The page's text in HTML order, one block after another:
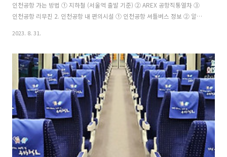
인천공항 가는 방법 ① 지하철 (서울역 출발 기준) ② AREX 공항직통열차 ③
인천공항 리무진 2. 인천공항 내 편의시설 ① 인천공항 셔틀버스 정보 ② 알면
짐배송 할인 이벤트 [2] 전통공연 이벤트 호텔&여행 블로거, 러블리 앨리스! *
Info - Inchen International Airport 인천공항 이용 정보 " 인천공항 출발한다
면 필수정보 " 인천공항에 갈 때마다 생각보다 다양한 편의시설도 있고 가는 방
법도 선택할 수 있어서 미리미리 알아두면 인천공항까지 편리하..
2023. 8. 31.